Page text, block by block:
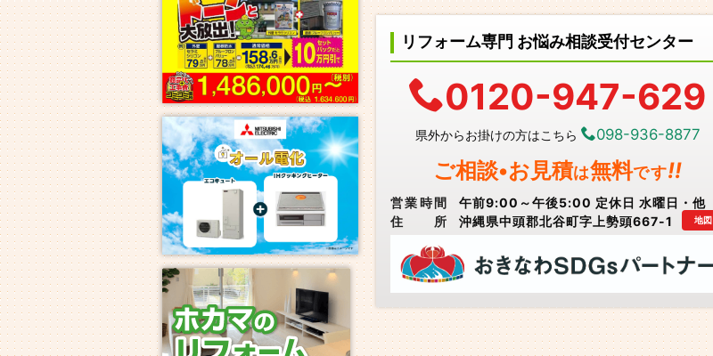
リフォーム専門 お悩み相談受付センター
0120-947-629
県外からお掛けの方はこちら 098-936-8877
ご相談•お見積は無料です!!
営業時間
午前9:00～午後5:00 定休日 水曜日・他
住所
沖縄県中頭郡北谷町字上勢頭667-1 地図